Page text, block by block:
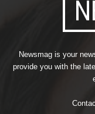
Newsmag is your
provide you with the